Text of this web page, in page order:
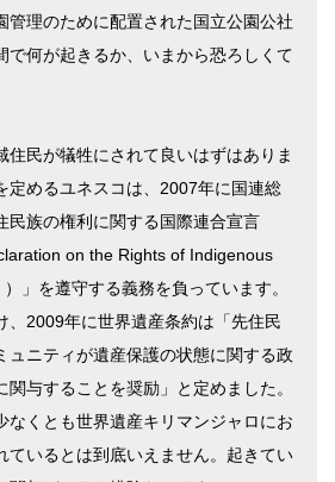
管理のために配置された国立公園公社
で何が起きるか、いまから恐ろしくて
住民が犠牲にされて良いはずはありま
定めるユネスコは、2007年に国連総
民族の権利に関する国際連合宣言
on the Rights of Indigenous
」を遵守する義務を負っています。
、2009年に世界遺産条約は「先住民
ュニティが遺産保護の状態に関する政
与することを奨励」と定めました。
なくとも世界遺産キリマンジャロにお
ているとは到底いえません。起きてい